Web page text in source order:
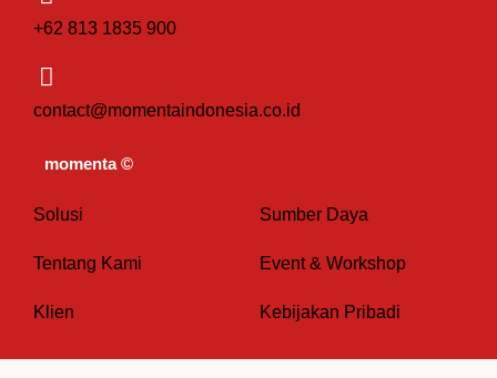
k
e
d
i
n
t
a
g
a
o
+62 813 1835 900
contact@momentaindonesia.co.id
momenta ©
Solusi
Tentang Kami
Klien
Sumber Daya
Event & Workshop
Kebijakan Pribadi